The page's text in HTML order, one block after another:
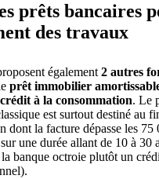
prêts bancaires
des travaux
également2 autres
prêt immobilier
crédit à la consommation. Le
est surtout destiné au
dont la facture dépasse les 75
une durée allant de 10 à 30
banque octroie plutôt un